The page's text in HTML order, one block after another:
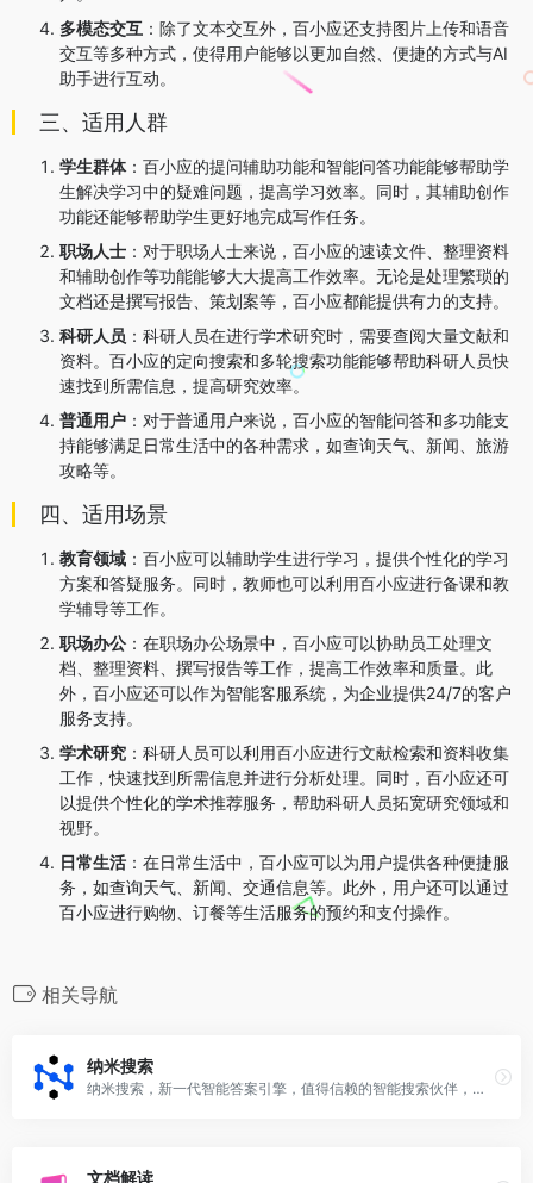
多模态交互 ：除了文本交互外，百小应还支持图片上传和语音
交互等多种方式，使得用户能够以更加自然、便捷的方式与AI
助手进行互动。
三、适用人群
学生群体：百小应的提问辅助功能和智能问答功能能够帮助学
生解决学习中的疑难问题，提高学习效率。同时，其辅助创作
功能还能够帮助学生更好地完成写作任务。
职场人士 ：对于职场人士来说，百小应的速读文件、整理资料
和辅助创作等功能能够大大提高工作效率。无论是处理繁琐的
文档还是撰写报告、策划案等，百小应都能提供有力的支持。
科研人员 ：科研人员在进行学术研究时，需要查阅大量文献和
资料。百小应的定向搜索和多轮搜索功能能够帮助科研人员快
速找到所需信息，提高研究效率。
普通用户 ：对于普通用户来说，百小应的智能问答和多功能支
持能够满足日常生活中的各种需求，如查询天气、新闻、旅游
攻略等。
四、适用场景
教育领域 ：百小应可以辅助学生进行学习，提供个性化的学习
方案和答疑服务。同时，教师也可以利用百小应进行备课和教
学辅导等工作。
职场办公 ：在职场办公场景中，百小应可以协助员工处理文
档、整理资料、撰写报告等工作，提高工作效率和质量。此
外，百小应还可以作为智能客服系统，为企业提供24/7的客户
服务支持。
学术研究 ：科研人员可以利用百小应进行文献检索和资料收集
工作，快速找到所需信息并进行分析处理。同时，百小应还可
以提供个性化的学术推荐服务，帮助科研人员拓宽研究领域和
视野。
日常生活 ：在日常生活中，百小应可以为用户提供各种便捷服
务，如查询天气、新闻、交通信息等。此外，用户还可以通过
百小应进行购物、订餐等生活服务的预约和支付操作。
相关导航
纳米搜索
纳米搜索，新一代智能答案引擎，值得信赖的智能搜索伙伴，为复杂搜索提供专业支持，解锁更相关、更全面的答案。AI对用户提问进行精准语义分析，并通过追问获取更多有价值信息，将问题拆分为多组关键词后再进行搜索引擎检索，深度阅读网页内容，最终呈现逻辑清晰、准确无误的答案。
文档解读